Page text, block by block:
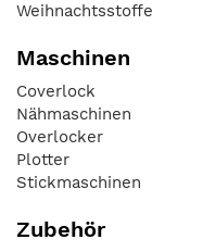
Weihnachtsstoffe
Maschinen
Coverlock
Nähmaschinen
Overlocker
Plotter
Stickmaschinen
Zubehör